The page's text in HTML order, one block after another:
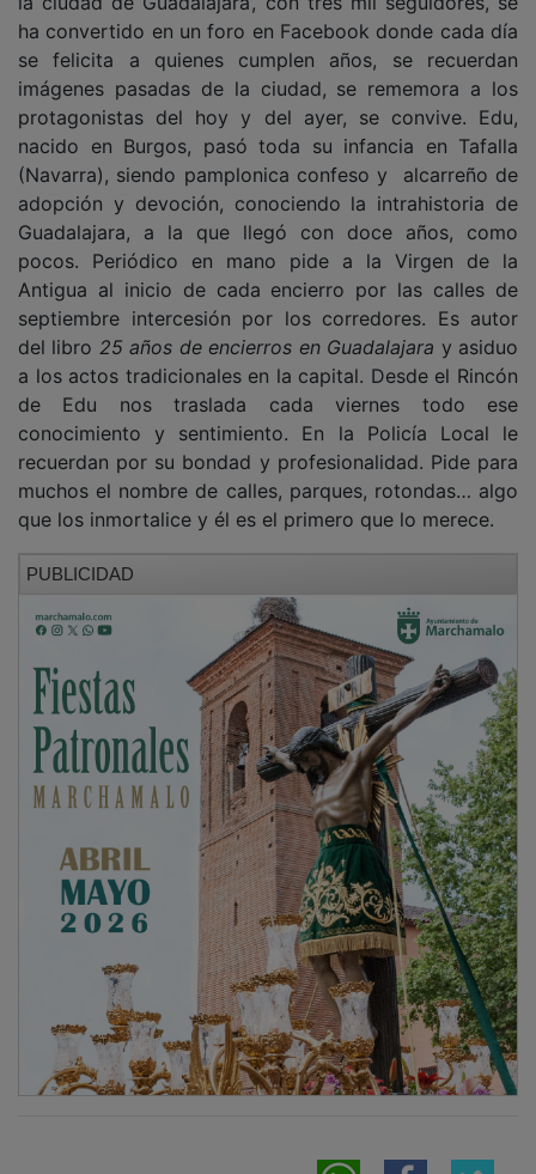
ha convertido en un foro en Facebook donde cada día
se felicita a quienes cumplen años, se recuerdan
imágenes pasadas de la ciudad, se rememora a los
protagonistas del hoy y del ayer, se convive. Edu,
nacido en Burgos, pasó toda su infancia en Tafalla
(Navarra), siendo pamplonica confeso y alcarreño de
adopción y devoción, conociendo la intrahistoria de
Guadalajara, a la que llegó con doce años, como
pocos. Periódico en mano pide a la Virgen de la
Antigua al inicio de cada encierro por las calles de
septiembre intercesión por los corredores. Es autor
del libro25 años de encierros en Guadalajaray asiduo
a los actos tradicionales en la capital. Desde el Rincón
de Edu nos traslada cada viernes todo ese
conocimiento y sentimiento. En la Policía Local le
recuerdan por su bondad y profesionalidad. Pide para
muchos el nombre de calles, parques, rotondas… algo
que los inmortalice y él es el primero que lo merece.